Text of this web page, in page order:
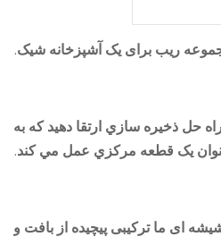
ریب برای یک آشپزخانه شیک.
ذخيره سازي ارتقا دهيد که به
يک قطعه مرکزي عمل مي کند.
ما ترکیبی پیچیده از بافت و